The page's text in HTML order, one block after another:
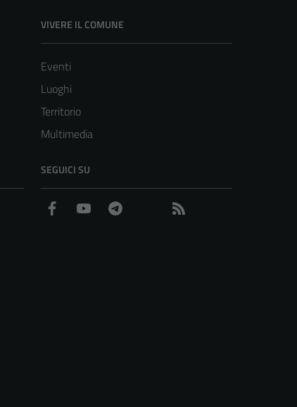
VIVERE IL COMUNE
Eventi
Luoghi
Territorio
Multimedia
SEGUICI SU
Facebook YouTube WhatsApp